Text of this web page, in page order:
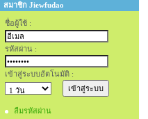
สมาชิก Jiewfudao
ชื่อผู้ใช้ :
รหัสผ่าน :
เข้าสู่ระบบอัตโนมัติ :
ลืมรหัสผ่าน